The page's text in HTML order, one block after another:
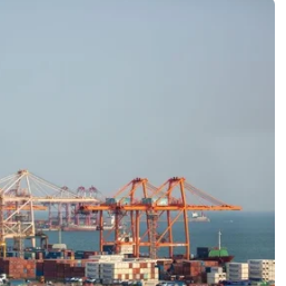
#Xe hơi
#Phục hồi
Malaysia